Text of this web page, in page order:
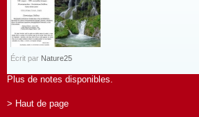
Écrit par Nature25
Plus de notes disponibles.
> Haut de page